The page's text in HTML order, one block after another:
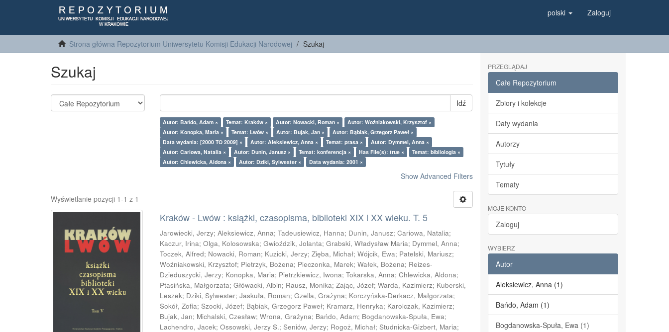
polski Zaloguj
Strona główna Repozytorium Uniwersytetu Komisji Edukacji Narodowej Szukaj
Szukaj
Idź
Autor: Bańdo, Adam × Temat: Kraków × Autor: Nowacki, Roman ×
Autor: Woźniakowski, Krzysztof ×
Autor: Konopka, Maria ×
Temat: Lwów × Autor: Bujak, Jan ×
Autor: Bąbiak, Grzegorz Paweł ×
Data wydania: [2000 TO 2009] ×
Autor: Aleksiewicz, Anna × Temat: prasa ×
Autor: Dymmel, Anna ×
Autor: Cariowa, Natalia ×
Autor: Dunin, Janusz × Temat: konferencja × Has File(s): true ×
Temat: bibliologia ×
Autor: Chlewicka, Aldona ×
Autor: Dziki, Sylwester × Data wydania: 2001 ×
Show Advanced Filters
Wyświetlanie pozycji 1-1 z 1
Kraków - Lwów : książki, czasopisma, biblioteki XIX i XX wieku. T. 5
Jarowiecki, Jerzy;Aleksiewicz, Anna;Tadeusiewicz, Hanna; Dunin, Janusz;Cariowa, Natalia;
Kaczur, Irina;Olga, Kolosowska;Gwioździk, Jolanta;Grabski, Władysław Maria; Dymmel, Anna;
Toczek, Alfred; Nowacki, Roman; Kuzicki, Jerzy;Zięba, Michał;Wójcik, Ewa; Patelski, Mariusz;
Woźniakowski, Krzysztof; Pietrzyk, Bożena; Pieczonka, Marek;Wałek, Bożena; Reizes-
Dzieduszycki, Jerzy; Konopka, Maria; Pietrzkiewicz, Iwona;Tokarska, Anna;Chlewicka, Aldona;
Ptasińska, Małgorzata;Główacki, Albin; Rausz, Monika;Zając, Józef;Warda, Kazimierz; Kuberski,
Leszek; Dziki, Sylwester;Jaskuła, Roman;Gzella, Grażyna; Korczyńska-Derkacz, Małgorzata;
Sokół, Zofia;Szocki, Józef; Bąbiak, Grzegorz Paweł; Kramarz, Henryka; Karolczak, Kazimierz;
Bujak, Jan; Michalski, Czesław;Wrona, Grażyna; Bańdo, Adam; Bogdanowska-Spuła, Ewa;
Lachendro, Jacek;Ossowski, Jerzy S.;Seniów, Jerzy; Rogoż, Michał;Studnicka-Gizbert, Maria;
PRZEGLĄDAJ
Całe Repozytorium
Zbiory i kolekcje
Daty wydania
Autorzy
Tytuły
Tematy
MOJE KONTO
Zaloguj
WYBIERZ
Autor
Aleksiewicz, Anna (1)
Bańdo, Adam (1)
Bogdanowska-Spuła, Ewa (1)